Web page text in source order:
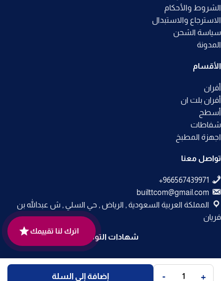
الشروط والأحكام
الاسترجاع والاستبدال
سياسة الشحن
المدونة
الأقسام
أفران
أفران بلت ان
أسطح
شفاطات
اجهزة المطبخ
تواصل معنا
builttcom@gmail.com
المملكة العربية السعودية , الرياض , حي السلي , ش عبدالله بن
فريان
شهادات التوثيق
جميع الحقوق محفوظة لـمتجر بلت إن© 2025.
تم التطوير بواسطةCode Times
. +
- إضافة إلى السلة
اترك لنا تقييمك